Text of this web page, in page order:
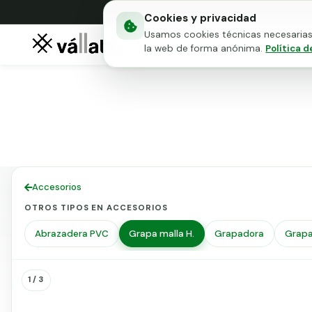
Cookies y privacidad
Usamos cookies técnicas
la web de forma anónima. Política
Mallas metálicas
Accesorios
OTROS TIPOS EN ACCESORIOS
Abrazadera PVC Grapa malla H. Grapadora
1 / 3
Grapa
fijación
Grapa
fijación